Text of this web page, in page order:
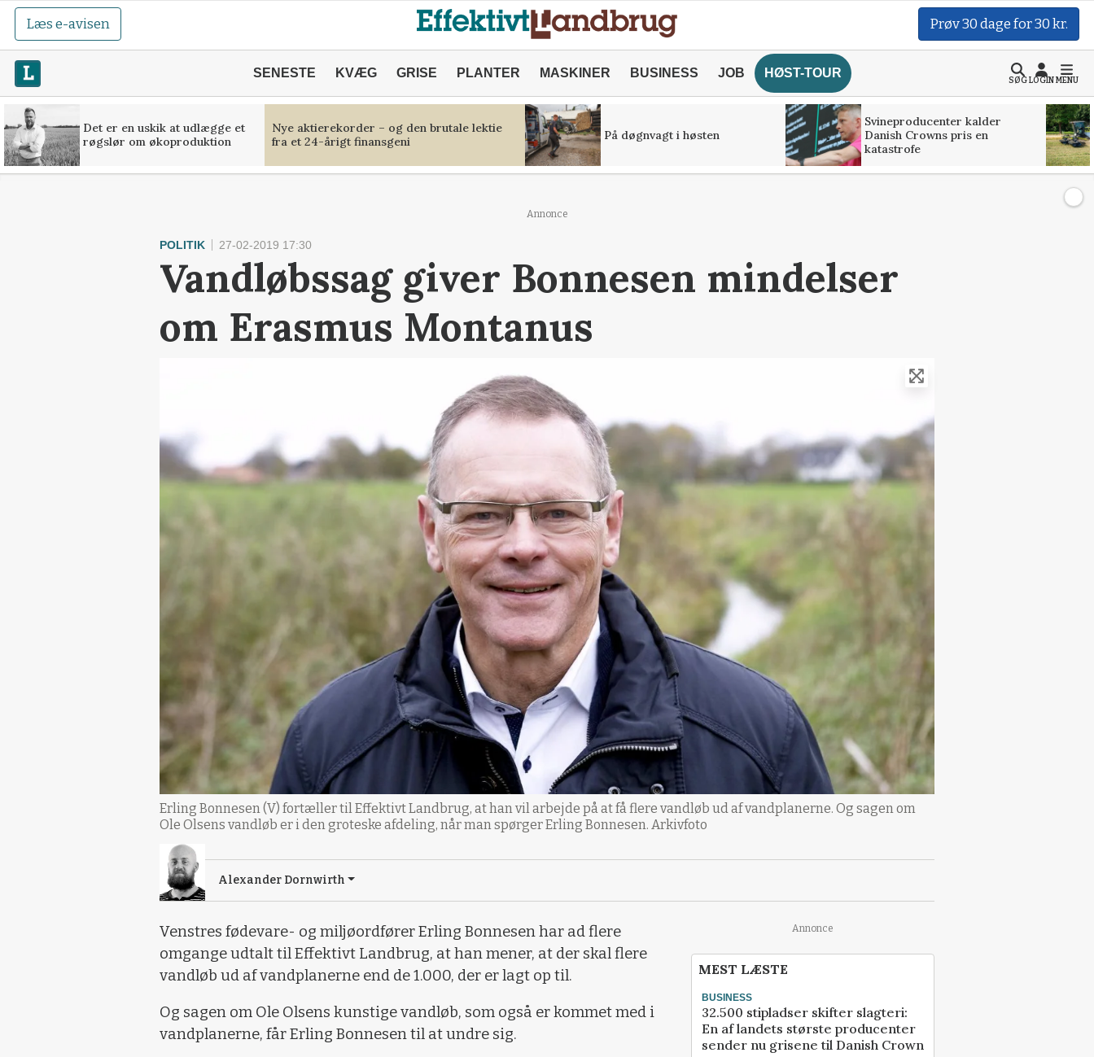
Læs e-avisen Prøv 30 dage for 30 kr.
SENESTE KVÆG GRISE PLANTER MASKINER BUSINESS JOB HØST-TOUR
SØGLOGINMENU
Det er en uskik at udlægge et
røgslør om økoproduktion
Nye aktierekorder – og den brutale lektie
fra et 24-årigt finansgeni
På døgnvagt i høsten
Svineproducenter kalder
Danish Crowns pris en
katastrofe
Annonce
POLITIK 27-02-2019 17:30
Vandløbssag giver Bonnesen mindelser
om Erasmus Montanus
Erling Bonnesen (V) fortæller til Effektivt Landbrug, at han vil arbejde på at få flere vandløb ud af vandplanerne. Og sagen om
Ole Olsens vandløb er i den groteske afdeling, når man spørger Erling Bonnesen. Arkivfoto
Alexander Dornwirth
Venstres fødevare- og miljøordfører Erling Bonnesen har ad flere
omgange udtalt til Effektivt Landbrug, at han mener, at der skal flere
vandløb ud af vandplanerne end de 1.000, der er lagt op til.
Og sagen om Ole Olsens kunstige vandløb, som også er kommet med i
vandplanerne, får Erling Bonnesen til at undre sig.
Annonce
MEST LÆSTE
BUSINESS
32.500 stipladser skifter slagteri:
En af landets største producenter
sender nu grisene til Danish Crown